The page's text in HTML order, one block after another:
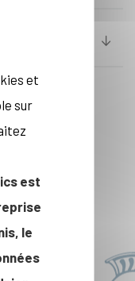
et
sur
est
le